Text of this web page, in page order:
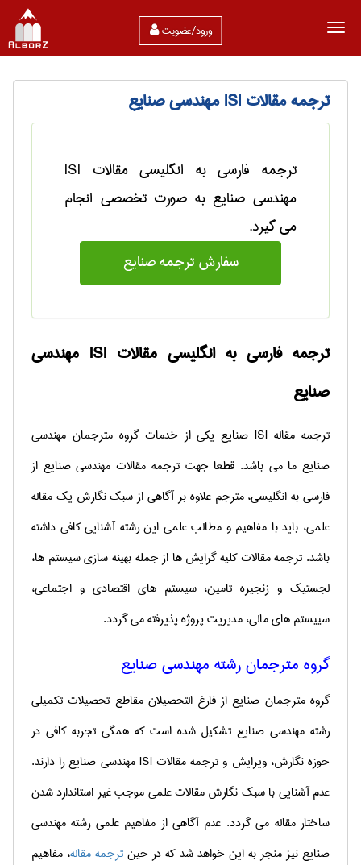
ورود/عضویت
ترجمه مقالات ISI مهندسی صنايع
ترجمه فارسی به انگلیسی مقالات ISI
مهندسی صنايع به صورت تخصصی انجام
می گیرد.
سفارش ترجمه صنايع
ترجمه فارسی به انگلیسی مقالات ISI مهندسی
صنایع
ترجمه مقاله ISI صنایع یكی از خدمات گروه مترجمان مهندسی
صنایع ما می باشد. قطعا جهت ترجمه مقالات مهندسیصنایع از
فارسی به انگلیسی، مترجم علاوه بر آگاهی از سبك نگارش یك مقاله
علمی، باید با مفاهیم و مطالب علمی این رشته آشنایی كافی داشته
باشد. ترجمه مقالات کلیه گرایش ها از جمله بهینه سازی سیستم ها،
لجستیک و زنجیره تامین، سیستم های اقتصادی و اجتماعی،
سییستم های مالی، مدیریت پروژه پذیرفته می گردد.
گروه مترجمان رشته مهندسی صنایع
گروه مترجمان صنایع از فارغ التحصیلان مقاطع تحصیلات تكمیلی
رشته مهندسی صنایع تشكیل شده است كه همگی تجربه كافی در
حوزه نگارش، ویرایش و ترجمه مقالاتISI مهندسی صنایع را دارند.
عدم آشنایی با سبك نگارش مقالات علمی موجب غیر استاندارد شدن
ساختار مقاله می گردد. عدم آگاهی از مفاهیم علمی رشته مهندسی
صنایع نیز منجر به این خواهد شد كه در حینترجمه مقاله، مفاهیم